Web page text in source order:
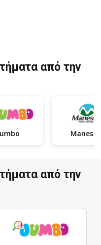
από την
από την